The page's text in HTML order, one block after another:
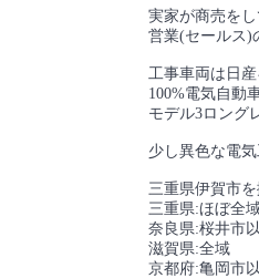
実家が商売を
営業(セールス)
工事車両は日
100%電気自動
モデル3ロング
少し異色な電気
三重県伊賀市を
三重県:ほぼ全
奈良県:桜井市
滋賀県:全域
京都府:亀岡市